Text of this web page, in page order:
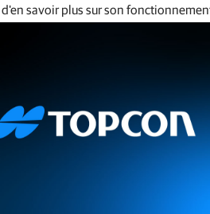
savoir plus sur son